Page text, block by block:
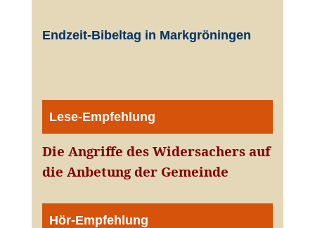
Endzeit-Bibeltag in Markgröningen
Lese-Empfehlung
Die Angriffe des Widersachers auf
die Anbetung der Gemeinde
Hör-Empfehlung